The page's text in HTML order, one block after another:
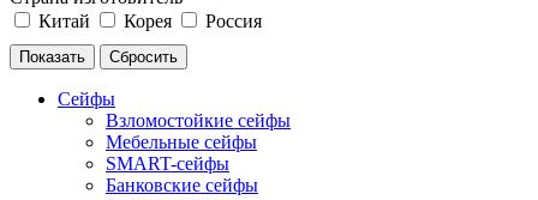
Китай
Корея Россия
Сейфы
Взломостойкие сейфы
Мебельные сейфы
SMART-сейфы
Банковские сейфы